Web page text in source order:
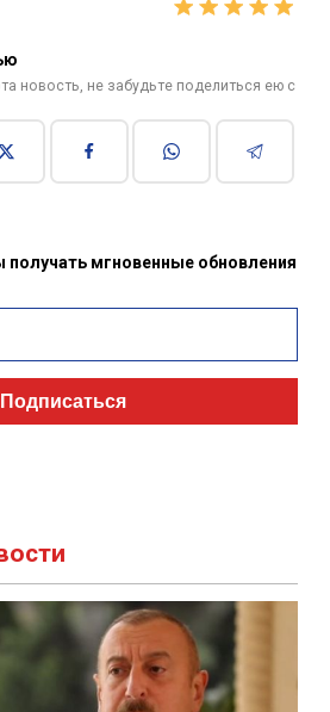
новость, не забудьте поделиться ею с
мгновенные обновления
Подписаться